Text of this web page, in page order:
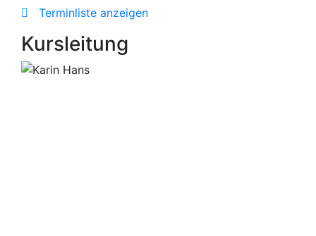
Terminliste anzeigen
Kursleitung